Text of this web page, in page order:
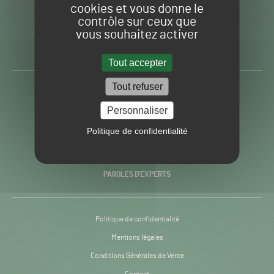
cookies et vous donne le
contrôle sur ceux que
vous souhaitez activer
Tout accepter
Tout refuser
Personnaliser
Politique de confidentialité
Gazon
Sport
H24
-
Toute l’info autour du
PRATIQUES
PAROLES D’EXPERTS
Politique de confidentialité
Mentions légales
Conditions Générales de Vente